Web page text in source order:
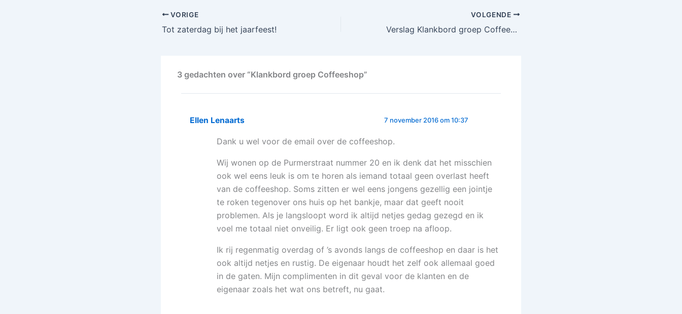
VORIGE
Tot zaterdag bij het jaarfeest!
VOLGENDE
Verslag Klankbord groep Coffeeshop
3 gedachten over “Klankbord groep Coffeeshop”
Ellen Lenaarts 7 november 2016 om 10:37
Dank u wel voor de email over de coffeeshop.
Wij wonen op de Purmerstraat nummer 20 en ik denk dat het misschien
ook wel eens leuk is om te horen als iemand totaal geen overlast heeft
van de coffeeshop. Soms zitten er wel eens jongens gezellig een jointje
te roken tegenover ons huis op het bankje, maar dat geeft nooit
problemen. Als je langsloopt word ik altijd netjes gedag gezegd en ik
voel me totaal niet onveilig. Er ligt ook geen troep na afloop.
Ik rij regenmatig overdag of ’s avonds langs de coffeeshop en daar is het
ook altijd netjes en rustig. De eigenaar houdt het zelf ook allemaal goed
in de gaten. Mijn complimenten in dit geval voor de klanten en de
eigenaar zoals het wat ons betreft, nu gaat.